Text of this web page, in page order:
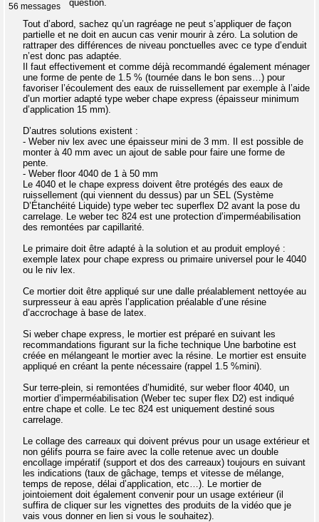
56 messages
question.
Tout d’abord, sachez qu’un ragréage ne peut s’appliquer de façon
partielle et ne doit en aucun cas venir mourir à zéro. La solution de
rattraper des différences de niveau ponctuelles avec ce type d’enduit
n’est donc pas adaptée.
Il faut effectivement et comme déjà recommandé également ménager
une forme de pente de 1.5 % (tournée dans le bon sens…) pour
favoriser l’écoulement des eaux de ruissellement par exemple à l’aide
d’un mortier adapté type weber chape express (épaisseur minimum
d’application 15 mm).
D’autres solutions existent :
- Weber niv lex avec une épaisseur mini de 3 mm. Il est possible de
monter à 40 mm avec un ajout de sable pour faire une forme de
pente.
- Weber floor 4040 de 1 à 50 mm
Le 4040 et le chape express doivent être protégés des eaux de
ruissellement (qui viennent du dessus) par un SEL (Système
D’Étanchéité Liquide) type weber tec superflex D2 avant la pose du
carrelage. Le weber tec 824 est une protection d’imperméabilisation
des remontées par capillarité.
Le primaire doit être adapté à la solution et au produit employé :
exemple latex pour chape express ou primaire universel pour le 4040
ou le niv lex.
Ce mortier doit être appliqué sur une dalle préalablement nettoyée au
surpresseur à eau après l’application préalable d’une résine
d’accrochage à base de latex.
Si weber chape express, le mortier est préparé en suivant les
recommandations figurant sur la fiche technique Une barbotine est
créée en mélangeant le mortier avec la résine. Le mortier est ensuite
appliqué en créant la pente nécessaire (rappel 1.5 %mini).
Sur terre-plein, si remontées d’humidité, sur weber floor 4040, un
mortier d’imperméabilisation (Weber tec super flex D2) est indiqué
entre chape et colle. Le tec 824 est uniquement destiné sous
carrelage.
Le collage des carreaux qui doivent prévus pour un usage extérieur et
non gélifs pourra se faire avec la colle retenue avec un double
encollage impératif (support et dos des carreaux) toujours en suivant
les indications (taux de gâchage, temps et vitesse de mélange,
temps de repose, délai d’application, etc…). Le mortier de
jointoiement doit également convenir pour un usage extérieur (il
suffira de cliquer sur les vignettes des produits de la vidéo que je
vais vous donner en lien si vous le souhaitez).